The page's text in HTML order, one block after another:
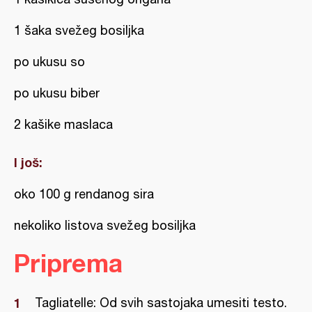
1 šaka svežeg bosiljka
po ukusu so
po ukusu biber
2 kašike maslaca
I još:
oko 100 g rendanog sira
nekoliko listova svežeg bosiljka
Priprema
Tagliatelle: Od svih sastojaka umesiti testo.